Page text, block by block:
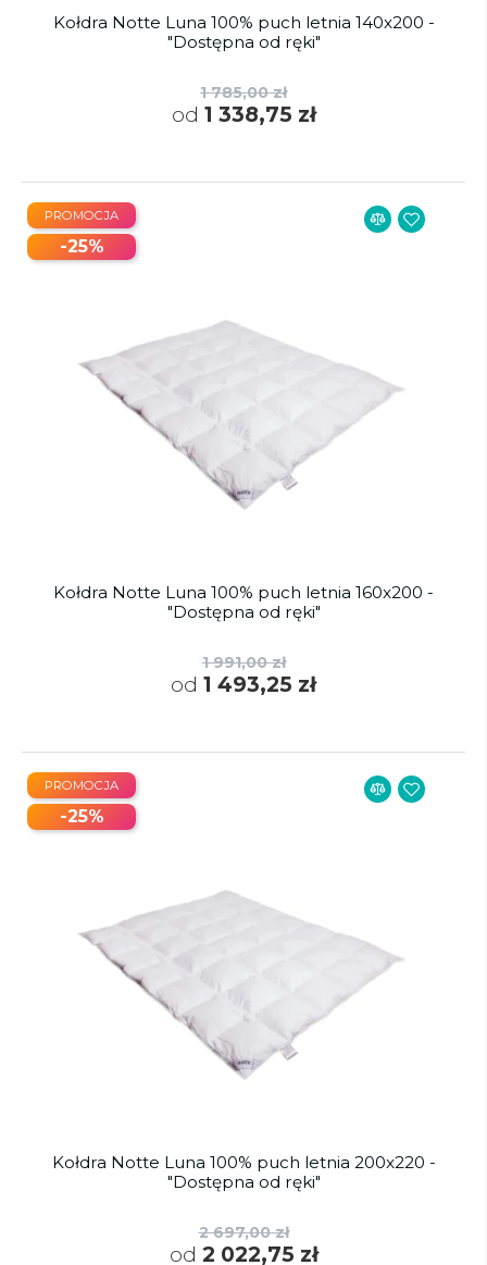
Kołdra Notte Luna 100% puch letnia 140x200 -
"Dostępna od ręki"
1 785,00 zł
od 1 338,75 zł
Kołdra Notte Luna 100% puch letnia 160x200 -
"Dostępna od ręki"
1 991,00 zł
od 1 493,25 zł
PROMOCJA
-25%
Kołdra Notte Luna 100% puch letnia 200x220 -
"Dostępna od ręki"
2 697,00 zł
od 2 022,75 zł
PROMOCJA
-25%